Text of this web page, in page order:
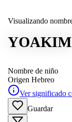
Visualizando
YOAKIM
Nombre de niño
Origen Hebreo
Ver significado
Guardar